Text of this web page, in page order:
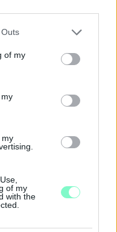
one or more Google
You may click to
its third-party tags to
in below Google
of my
my
of my
with the
VÍZÁLLÁSÁRÓL: A
ÖNMAGÁBAN, A
VAN
helyzetére sem
dunai vízlépcső - a jövő
kell alapozni.
Szólj hozzá!